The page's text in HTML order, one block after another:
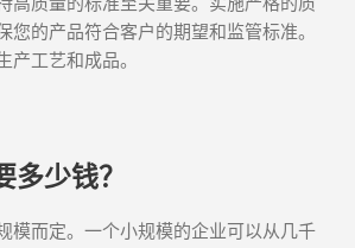
您的产品符合客户的期望和监管标准。
产工艺和成品。
多少钱？
模而定。一个小规模的企业可以从几千